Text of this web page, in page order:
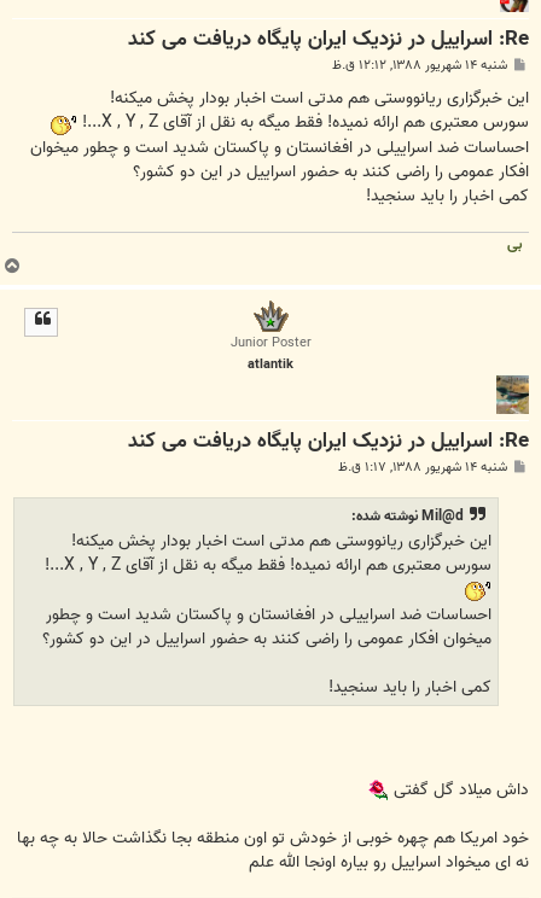
Re: اسراییل در نزدیک ایران پایگاه دریافت می کند
ت
شنبه ۱۴ شهریور ۱۳۸۸, ۱۲:۱۲ ق.ظ
این خبرگزاری ریانووستی هم مدتی است اخبار بودار پخش میکنه!
سورس معتبری هم ارائه نمیده! فقط میگه به نقل از آقای X , Y , Z...!
احساسات ضد اسراییلی در افغانستان و پاکستان شدید است و چطور میخوان
افکار عمومی را راضی کنند به حضور اسراییل در این دو کشور؟
کمی اخبار را باید سنجید!
بی
Junior Poster
atlantik
Re: اسراییل در نزدیک ایران پایگاه دریافت می کند
شنبه ۱۴ شهریور ۱۳۸۸, ۱:۱۷ ق.ظ
Mil@d نوشته شده:
این خبرگزاری ریانووستی هم مدتی است اخبار بودار پخش میکنه!
سورس معتبری هم ارائه نمیده! فقط میگه به نقل از آقای X , Y , Z...!
احساسات ضد اسراییلی در افغانستان و پاکستان شدید است و چطور
میخوان افکار عمومی را راضی کنند به حضور اسراییل در این دو کشور؟
کمی اخبار را باید سنجید!
داش میلاد گل گفتی
خود امریکا هم چهره خوبی از خودش تو اون منطقه بجا نگذاشت حالا به چه بها
نه ای میخواد اسراییل رو بیاره اونجا الله علم